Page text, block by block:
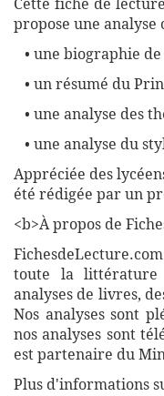
Cette fiche de
propose une analyse
• une biographie
• un résumé du
• une analyse des
• une analyse du
Appréciée des
été rédigée par un
<b>À propos de
toute la littérature
analyses de livres,
Nos analyses sont
nos analyses sont
est partenaire du
Plus d'informations